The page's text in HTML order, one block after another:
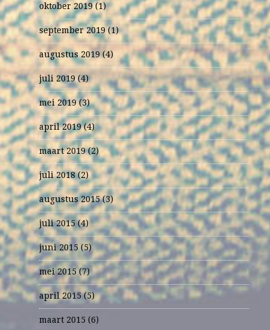
oktober 2019(1)
september 2019(1)
augustus 2019 (4)
juli 2019(4)
mei 2019(3)
april 2019(4)
maart 2019(2)
juli 2018(2)
augustus 2015(3)
juli 2015(4)
juni 2015 (5)
mei 2015(7)
april 2015(5)
maart 2015 (6)